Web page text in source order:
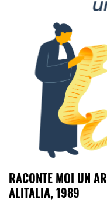
RACONTE MOI UN
ALITALIA, 1989